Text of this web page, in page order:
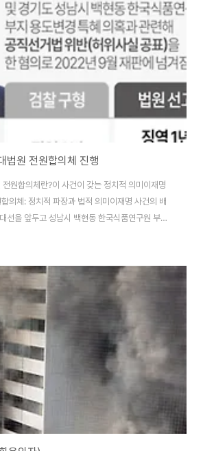
법원 전원합의체 진행
원합의체란?이 사건이 갖는 정치적 의미이재명
의체: 정치적 파장과 법적 의미이재명 사건의 배
선을 앞두고 성남시 백현동 한국식품연구원 부지
기 성남도시개발공사 1처장과 관련해 허위 사실
고하며 유죄로 판단했습니다. 그러나 2심에서는
대해 검찰이 상고하면서 사건은 대법원으로 넘어
법원은 이 사건을 전원합의체에서 심리하기로 결정
란?대법원 전원합의체는 대한민국 사법 체계에서
니다. 대법원은 ..